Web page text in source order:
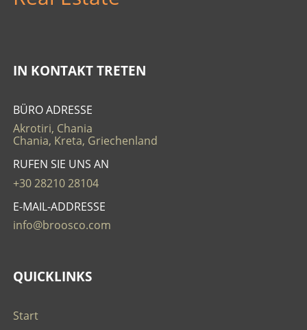
IN KONTAKT TRETEN
BÜRO ADRESSE
Akrotiri, Chania
Chania, Kreta, Griechenland
RUFEN SIE UNS AN
+30 28210 28104
E-MAIL-ADDRESSE
info@broosco.com
QUICKLINKS
Start